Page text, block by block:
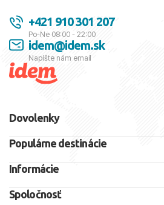
+421 910 301 207
Po-Ne 08:00 - 22:00
idem@idem.sk
Napíšte nám email
Dovolenky
Populárne destinácie
Informácie
Spoločnosť